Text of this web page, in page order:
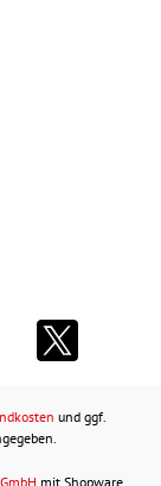
und ggf.
mit Shopware